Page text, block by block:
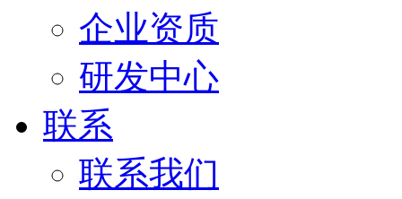
企业资质
研发中心
联系
联系我们